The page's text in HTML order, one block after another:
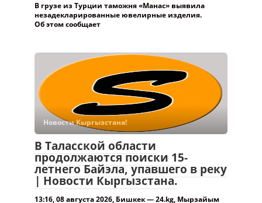
В грузе из Турции таможня «Манас» выявила
незадекларированные ювелирные изделия.
Об этом сообщает
Новости Кыргызстана!
В Таласской области
продолжаются поиски 15-
летнего Байэла, упавшего в реку
| Новости Кыргызстана.
13:16, 08 августа 2026, Бишкек — 24.kg, Мырзайым